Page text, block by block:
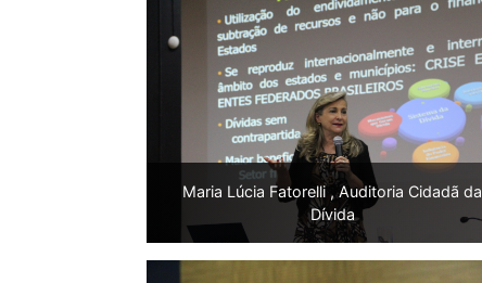
Maria Lúcia Fatorelli , Auditoria Cidadã da
Dívida